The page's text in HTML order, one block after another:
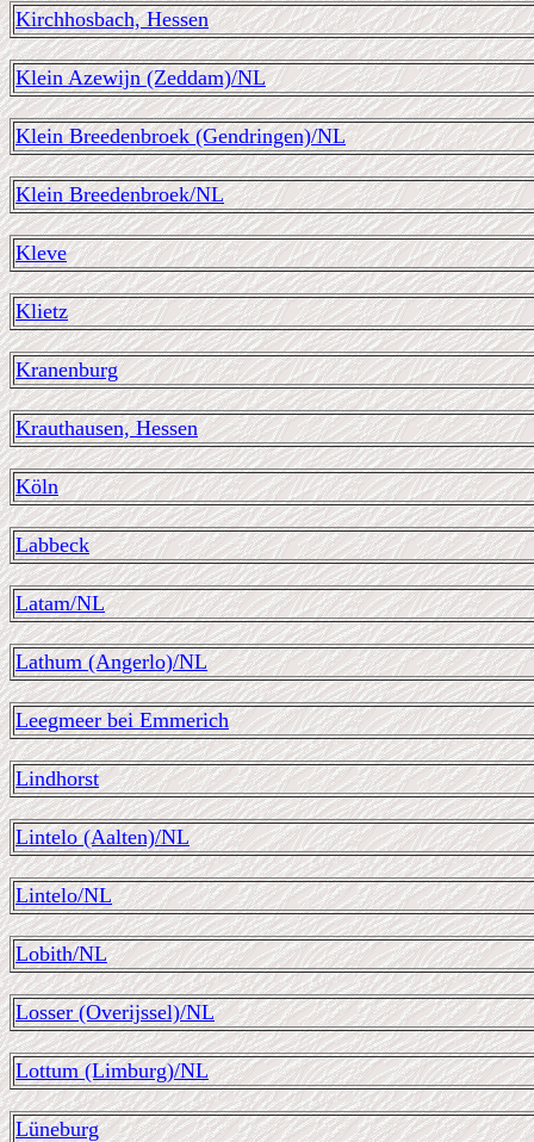
Kirchhosbach, Hessen
Klein Azewijn (Zeddam)/NL
Klein Breedenbroek (Gendringen)/NL
Klein Breedenbroek/NL
Kleve
Klietz
Kranenburg
Krauthausen, Hessen
Köln
Labbeck
Latam/NL
Lathum (Angerlo)/NL
Leegmeer bei Emmerich
Lindhorst
Lintelo (Aalten)/NL
Lintelo/NL
Lobith/NL
Losser (Overijssel)/NL
Lottum (Limburg)/NL
Lüneburg